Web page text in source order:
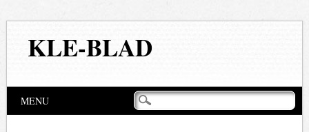
KLE-BLAD
Hoofdmenu
MENU